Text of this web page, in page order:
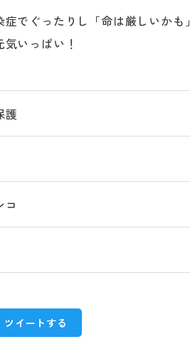
でぐったりし「命は厳しいかも」
いっぱい！
護
コ
ツイートする